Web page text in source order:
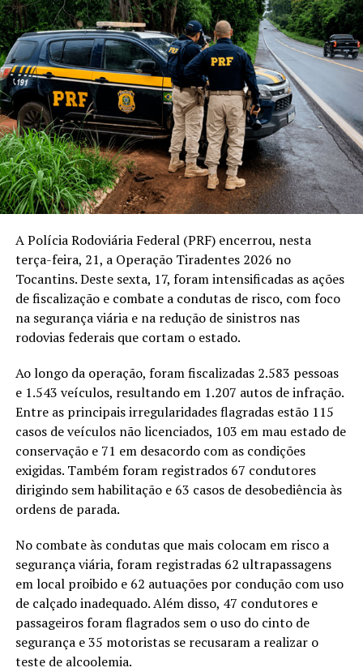
A Polícia Rodoviária Federal (PRF) encerrou, nesta
terça-feira, 21, a Operação Tiradentes 2026 no
Tocantins. Deste sexta, 17, foram intensificadas as ações
de fiscalização e combate a condutas de risco, com foco
na segurança viária e na redução de sinistros nas
rodovias federais que cortam o estado.
Ao longo da operação, foram fiscalizadas 2.583 pessoas
e 1.543 veículos, resultando em 1.207 autos de infração.
Entre as principais irregularidades flagradas estão 115
casos de veículos não licenciados, 103 em mau estado de
conservação e 71 em desacordo com as condições
exigidas. Também foram registrados 67 condutores
dirigindo sem habilitação e 63 casos de desobediência às
ordens de parada.
No combate às condutas que mais colocam em risco a
segurança viária, foram registradas 62 ultrapassagens
em local proibido e 62 autuações por condução com uso
de calçado inadequado. Além disso, 47 condutores e
passageiros foram flagrados sem o uso do cinto de
segurança e 35 motoristas se recusaram a realizar o
teste de alcoolemia.